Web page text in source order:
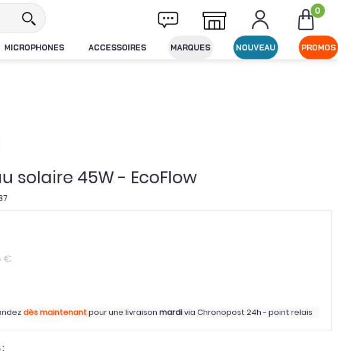
Livraison offerte dès 49€ d'achat 0
MICROPHONES ACCESSOIRES MARQUES NOUVEAU PROMOS
solaire 45W - EcoFlow
€
dès maintenantpour une livraison mardivia Chronopost 24h - point relais
: